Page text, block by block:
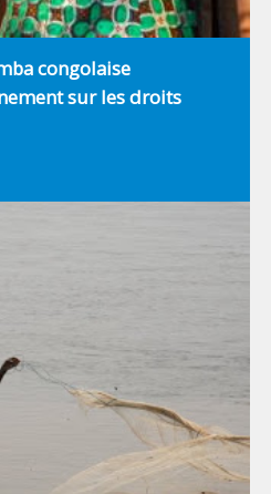
congolaise
sur les droits